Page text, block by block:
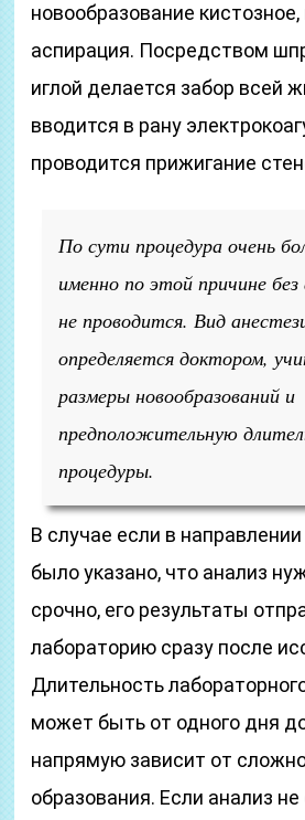
новообразование
аспирация. Посредством
иглой делается забор всей
вводится в рану
проводится прижигание
По сути процедура очень
именно по этой причине
не проводится. Вид
определяется доктором,
размеры новообразований и
предположительную
процедуры.
В случае если в
было указано, что анализ
срочно, его результаты
лабораторию сразу после
Длительность
может быть от одного дня
напрямую зависит от
образования. Если анализ